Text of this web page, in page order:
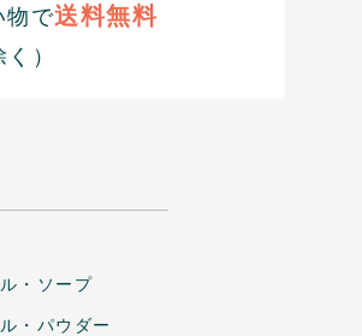
物で送料無料
）
・ソープ
・パウダー